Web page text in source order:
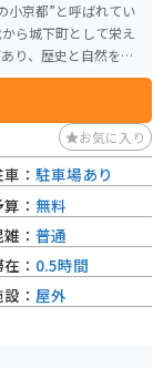
小京都”と呼ばれてい
ら城下町として栄え
り、歴史と自然を訪
秋月城跡
木造校舎の佇まいは
お気に入り
： 駐車場あり
： 無料
： 普通
： 0.5時間
： 屋外